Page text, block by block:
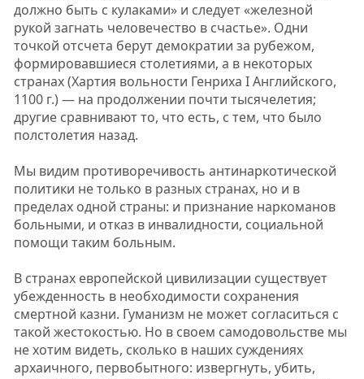
должно быть с кулаками» и следует «железной
рукой загнать человечество в счастье». Одни
точкой отсчета берут демократии за рубежом,
формировавшиеся столетиями, а в некоторых
странах (Хартия вольности Генриха I Английского,
1100 г.) — на продолжении почти тысячелетия;
другие сравнивают то, что есть, с тем, что было
полстолетия назад.
Мы видим противоречивость антинаркотической
политики не только в разных странах, но и в
пределах одной страны: и признание наркоманов
больными, и отказ в инвалидности, социальной
помощи таким больным.
В странах европейской цивилизации существует
убежденность в необходимости сохранения
смертной казни. Гуманизм не может согласиться с
такой жестокостью. Но в своем самодовольстве мы
не хотим видеть, сколько в наших суждениях
архаичного, первобытного: извергнуть, убить,